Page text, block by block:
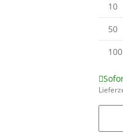
10
50
100